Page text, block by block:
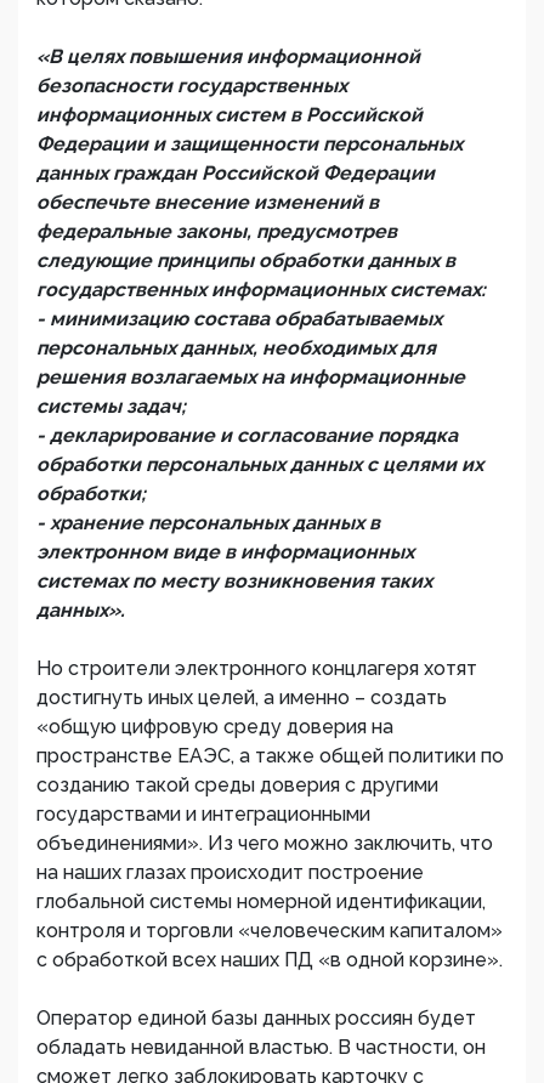
«В целях повышения информационной
безопасности государственных
информационных систем в Российской
Федерации и защищенности персональных
данных граждан Российской Федерации
обеспечьте внесение изменений в
федеральные законы, предусмотрев
следующие принципы обработки данных в
государственных информационных системах:
- минимизацию состава обрабатываемых
персональных данных, необходимых для
решения возлагаемых на информационные
системы задач;
- декларирование и согласование порядка
обработки персональных данных с целями их
обработки;
- хранение персональных данных в
электронном виде в информационных
системах по месту возникновения таких
данных».
Но строители электронного концлагеря хотят
достигнуть иных целей, а именно – создать
«общую цифровую среду доверия на
пространстве ЕАЭС, а также общей политики по
созданию такой среды доверия с другими
государствами и интеграционными
объединениями». Из чего можно заключить, что
на наших глазах происходит построение
глобальной системы номерной идентификации,
контроля и торговли «человеческим капиталом»
с обработкой всех наших ПД «в одной корзине».
Оператор единой базы данных россиян будет
обладать невиданной властью. В частности, он
сможет легко заблокировать карточку с